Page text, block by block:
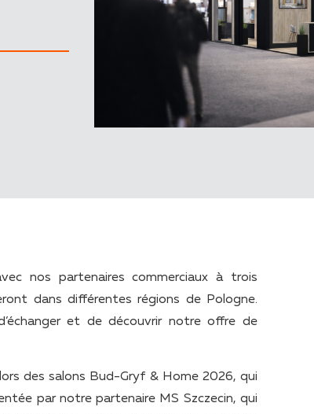
nos partenaires commerciaux à trois
dans différentes régions de Pologne.
et de découvrir notre offre de
des salons Bud-Gryf & Home 2026, qui
par notre partenaire MS Szczecin, qui